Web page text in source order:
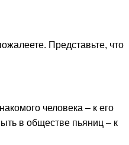
Представьте, что
человека – к его
в обществе пьяниц – к